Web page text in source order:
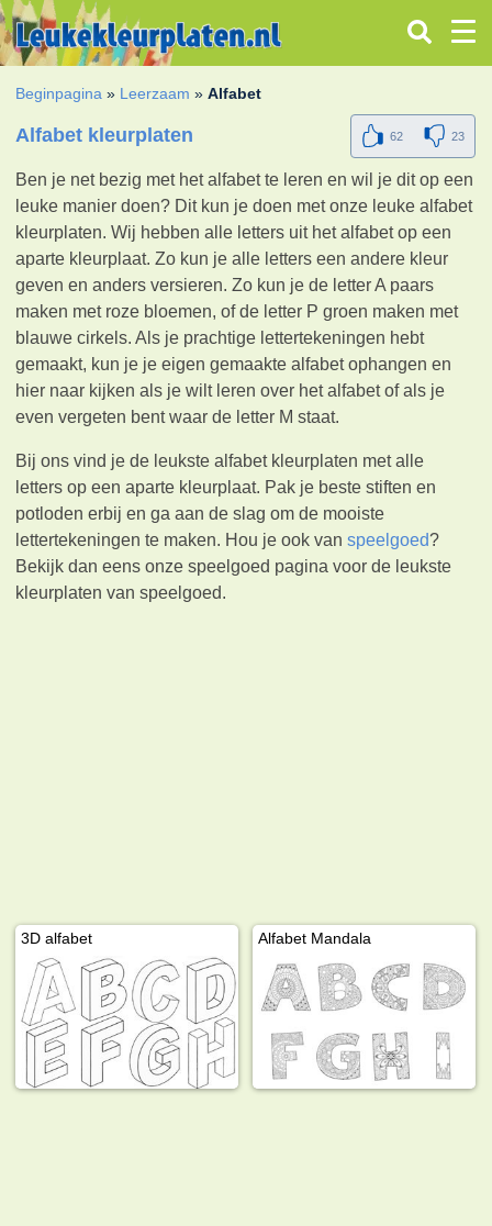
Beginpagina » Leerzaam »Alfabet
Alfabet kleurplaten 62 23
Ben je net bezig met het alfabet te leren en wil je dit op een
leuke manier doen? Dit kun je doen met onze leuke alfabet
kleurplaten. Wij hebben alle letters uit het alfabet op een
aparte kleurplaat. Zo kun je alle letters een andere kleur
geven en anders versieren. Zo kun je de letter A paars
maken met roze bloemen, of de letter P groen maken met
blauwe cirkels. Als je prachtige lettertekeningen hebt
gemaakt, kun je je eigen gemaakte alfabet ophangen en
hier naar kijken als je wilt leren over het alfabet of als je
even vergeten bent waar de letter M staat.
Bij ons vind je de leukste alfabet kleurplaten met alle
letters op een aparte kleurplaat. Pak je beste stiften en
potloden erbij en ga aan de slag om de mooiste
lettertekeningen te maken. Hou je ook vanspeelgoed?
Bekijk dan eens onze speelgoed pagina voor de leukste
kleurplaten van speelgoed.
3D alfabet Alfabet Mandala